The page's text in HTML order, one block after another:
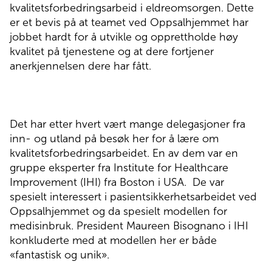
kvalitetsforbedringsarbeid i eldreomsorgen. Dette
er et bevis på at teamet ved Oppsalhjemmet har
jobbet hardt for å utvikle og opprettholde høy
kvalitet på tjenestene og at dere fortjener
anerkjennelsen dere har fått.
Det har etter hvert vært mange delegasjoner fra
inn- og utland på besøk her for å lære om
kvalitetsforbedringsarbeidet. En av dem var en
gruppe eksperter fra Institute for Healthcare
Improvement (IHI) fra Boston i USA. De var
spesielt interessert i pasientsikkerhetsarbeidet ved
Oppsalhjemmet og da spesielt modellen for
medisinbruk. President Maureen Bisognano i IHI
konkluderte med at modellen her er både
«fantastisk og unik».